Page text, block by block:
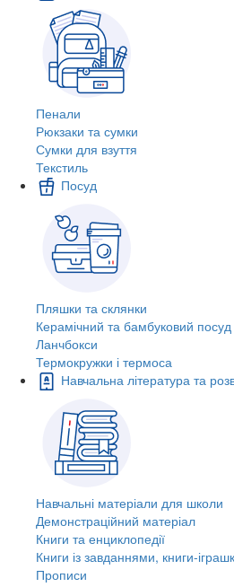
Пенали
Рюкзаки та сумки
Сумки для взуття
Текстиль
Посуд
Пляшки та склянки
Керамічний та бамбуковий посуд
Ланчбокси
Термокружки і термоса
Навчальна література та
Навчальні матеріали для школи
Демонстраційний матеріал
Книги та енциклопедії
Книги із завданнями, книги-
Прописи